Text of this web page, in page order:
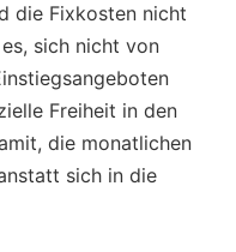
die Fixkosten nicht
sich nicht von
Freiheit in den
die monatlichen
sich in die